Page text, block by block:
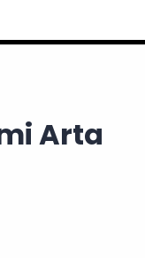
Arta